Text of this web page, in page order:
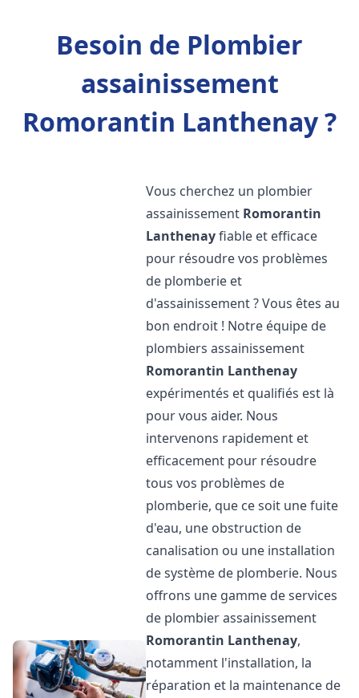
Besoin de Plombier
assainissement
Romorantin Lanthenay ?
Vous cherchez un plombier
assainissement Romorantin
Lanthenayfiable et efficace
pour résoudre vos problèmes
de plomberie et
d'assainissement ? Vous êtes au
bon endroit ! Notre équipe de
plombiers assainissement
Romorantin Lanthenay
expérimentés et qualifiés est là
pour vous aider. Nous
intervenons rapidement et
efficacement pour résoudre
tous vos problèmes de
plomberie, que ce soit une fuite
d'eau, une obstruction de
canalisation ou une installation
de système de plomberie. Nous
offrons une gamme de services
de plombier assainissement
Romorantin Lanthenay,
notamment l'installation, la
réparation et la maintenance de